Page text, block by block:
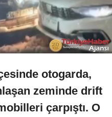
otogarda,
zeminde drift
çarpıştı. O